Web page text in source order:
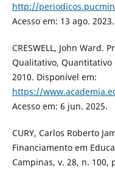
http://
Acesso em: 13 ago. 2023.
CRESWELL, John Ward.
Qualitativo, Quantitativo
2010. Disponível em:
https://
Acesso em: 6 jun. 2025.
CURY, Carlos Roberto
Financiamento em
Campinas, v. 28, n. 100,